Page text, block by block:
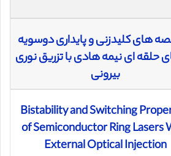
های کلیدزنی و پایداری دوسویه
حلقه ای نیمه هادی با تزریق نوری
بیرونی
Bistability and Switching
of Semiconductor Ring Lasers
External Optical Injection